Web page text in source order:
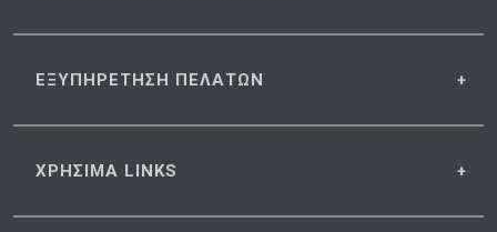
ΕΞΥΠΗΡΕΤΗΣΗ ΠΕΛΑΤΩΝ
ΧΡΗΣΙΜΑ LINKS